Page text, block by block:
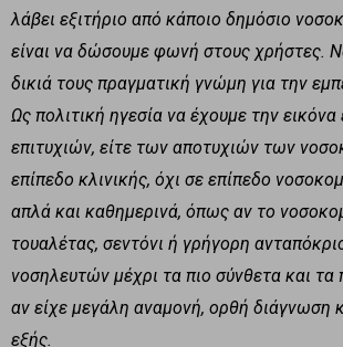
λάβει εξιτήριο από κάποιο δημόσιο
είναι να δώσουμε φωνή στους χρήστες.
δικιά τους πραγματική γνώμη για την
Ως πολιτική ηγεσία να έχουμε την εικόνα
επιτυχιών, είτε των αποτυχιών των
επίπεδο κλινικής, όχι σε επίπεδο
απλά και καθημερινά, όπως αν το
τουαλέτας, σεντόνι ή γρήγορη
νοσηλευτών μέχρι τα πιο σύνθετα και
αν είχε μεγάλη αναμονή, ορθή διάγνωση
εξής.